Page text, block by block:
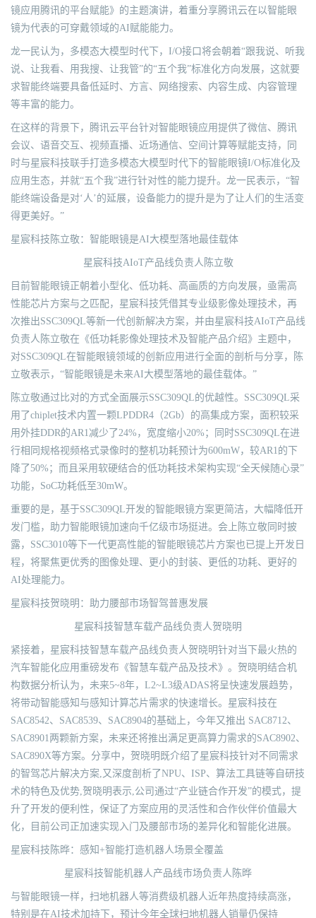
镜应用腾讯的平台赋能》的主题演讲，着重分享腾讯云在以智能眼
镜为代表的可穿戴领域的AI赋能能力。
龙一民认为，多模态大模型时代下，I/O接口将会朝着“跟我说、听我
说、让我看、用我搜、让我管”的“五个我”标准化方向发展，这就要
求智能终端要具备低延时、方言、网络搜索、内容生成、内容管理
等丰富的能力。
在这样的背景下，腾讯云平台针对智能眼镜应用提供了微信、腾讯
会议、语音交互、视频直播、近场通信、空间计算等赋能支持，同
时与星宸科技联手打造多模态大模型时代下的智能眼镜I/O标准化及
应用生态，并就“五个我”进行针对性的能力提升。龙一民表示，“智
能终端设备是对‘人’的延展，设备能力的提升是为了让人们的生活变
得更美好。”
星宸科技陈立敬：智能眼镜是AI大模型落地最佳载体
星宸科技AIoT产品线负责人陈立敬
目前智能眼镜正朝着小型化、低功耗、高画质的方向发展，亟需高
性能芯片方案与之匹配，星宸科技凭借其专业级影像处理技术，再
次推出SSC309QL等新一代创新解决方案，并由星宸科技AIoT产品线
负责人陈立敬在《低功耗影像处理技术及智能产品介绍》主题中，
对SSC309QL在智能眼镜领域的创新应用进行全面的剖析与分享，陈
立敬表示，“智能眼镜是未来AI大模型落地的最佳载体。”
陈立敬通过比对的方式全面展示SSC309QL的优越性。SSC309QL采
用了chiplet技术内置一颗LPDDR4（2Gb）的高集成方案，面积较采
用外挂DDR的AR1减少了24%，宽度缩小20%；同时SSC309QL在进
行相同规格视频格式录像时的整机功耗预计为600mW，较AR1的下
降了50%；而且采用软硬结合的低功耗技术架构实现“全天候随心录”
功能，SoC功耗低至30mW。
重要的是，基于SSC309QL开发的智能眼镜方案更简洁，大幅降低开
发门槛，助力智能眼镜加速向千亿级市场挺进。会上陈立敬同时披
露，SSC3010等下一代更高性能的智能眼镜芯片方案也已提上开发日
程，将聚焦更优秀的图像处理、更小的封装、更低的功耗、更好的
AI处理能力。
星宸科技贺晓明：助力腰部市场智驾普惠发展
星宸科技智慧车载产品线负责人贺晓明
紧接着，星宸科技智慧车载产品线负责人贺晓明针对当下最火热的
汽车智能化应用重磅发布《智慧车载产品及技术》。贺晓明结合机
构数据分析认为，未来5~8年，L2~L3级ADAS将呈快速发展趋势，
将带动智能感知与感知计算芯片需求的快速增长。星宸科技在
SAC8542、SAC8539、SAC8904的基础上，今年又推出 SAC8712、
SAC8901两颗新方案，未来还将推出满足更高算力需求的SAC8902、
SAC890X等方案。分享中，贺晓明既介绍了星宸科技针对不同需求
的智驾芯片解决方案,又深度剖析了NPU、ISP、算法工具链等自研技
术的特色及优势,贺晓明表示,公司通过“产业链合作开发”的模式，提
升了开发的便利性，保证了方案应用的灵活性和合作伙伴价值最大
化，目前公司正加速实现入门及腰部市场的差异化和智能化进展。
星宸科技陈晔：感知+智能打造机器人场景全覆盖
星宸科技智能机器人产品线市场负责人陈晔
与智能眼镜一样，扫地机器人等消费级机器人近年热度持续高涨，
特别是在AI技术加持下，预计今年全球扫地机器人销量仍保持